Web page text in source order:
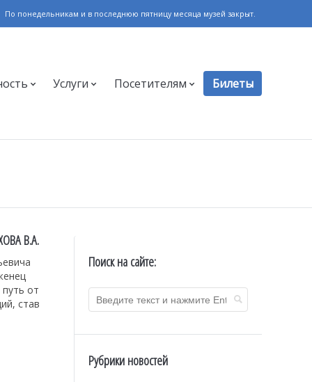
По понедельникам и в последнюю пятницу месяца музей закрыт.
Услуги Посетителям Билеты
В.А.
от
став
Поиск на сайте:
Рубрики новостей